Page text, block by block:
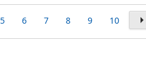
5 6 7 8 9 10